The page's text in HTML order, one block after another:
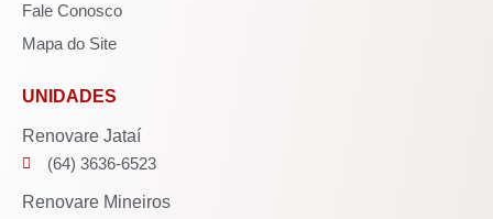
Fale Conosco
Mapa do Site
UNIDADES
Renovare Jataí
(64) 3636-6523
Renovare Mineiros